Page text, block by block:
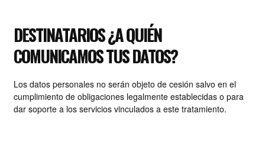
DESTINATARIOS ¿A QUIÉN
COMUNICAMOS TUS DATOS?
Los datos personales no serán objeto de cesión salvo en el
cumplimiento de obligaciones legalmente establecidas o para
dar soporte a los servicios vinculados a este tratamiento.